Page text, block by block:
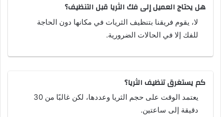
هل يحتاج العميل إلى فك الثريا قبل التنظيف؟
لا، يقوم فريقنا بتنظيف الثريات في مكانها دون الحاجة
للفك إلا في الحالات الضرورية.
كم يستغرق تنظيف الثريا؟
يعتمد الوقت على حجم الثريا وعددها، لكن غالبًا من 30
دقيقة إلى ساعتين.